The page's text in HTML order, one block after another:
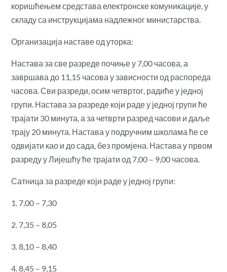
коришћењем средстава електронске комуникације, у
складу са инструкцијама надлежног министарства.
Организација наставе од уторка:
Настава за све разреде почиње у 7,00 часова, а
завршава до 11,15 часова у зависности од распореда
часова. Сви разреди, осим четвртог, радиће у једној
групи. Настава за разреде који раде у једној групи ће
трајати 30 минута, а за четврти разред часови и даље
трају 20 минута. Настава у подручним школама ће се
одвијати као и до сада, без промјена. Настава у првом
разреду у Лијешћу ће трајати од 7,00 – 9,00 часова.
Сатница за разреде који раде у једној групи:
1. 7,00 – 7,30
2. 7,35 – 8,05
3. 8,10 – 8,40
4. 8,45 – 9,15